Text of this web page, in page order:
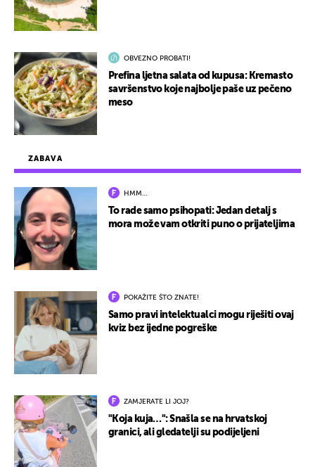
ZABAVA
HMM…
To rade samo psihopati: Jedan detalj s
mora može vam otkriti puno o prijateljima
POKAŽITE ŠTO ZNATE!
Samo pravi intelektualci mogu riješiti ovaj
kviz bez ijedne pogreške
ZAMJERATE LI JOJ?
"Koja kuja…": Snašla se na hrvatskoj
granici, ali gledatelji su podijeljeni
OBVEZNO PROBATI!
Prefina ljetna salata od kupusa: Kremasto
savršenstvo koje najbolje paše uz pečeno
meso